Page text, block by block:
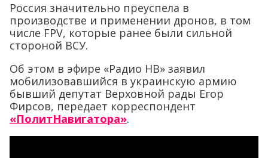
Россия значительно преуспела в
производстве и применении дронов, в том
числе FPV, которые ранее были сильной
стороной ВСУ.
Об этом в эфире «Радио НВ» заявил
мобилизовавшийся в украинскую армию
бывший депутат Верховной рады Егор
Фирсов, передает корреспондент
«ПолитНавигатора».